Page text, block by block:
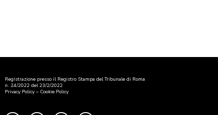
Registrazione presso il Registro Stampa del Tribunale di Roma
n. 24/2022 del 23/2/2022
Privacy Policy – Cookie Policy